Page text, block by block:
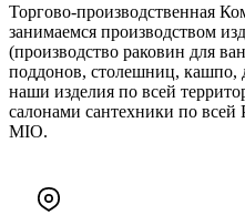
Торгово-производственная
занимаемся производством
(производство раковин для
поддонов, столешниц, кашпо,
наши изделия по всей
салонами сантехники по
MIO.